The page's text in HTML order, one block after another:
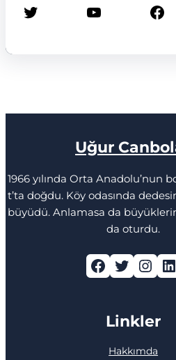
Twitter YouTube Facebook
Uğur
1966 yılında Orta Anadolu’nun
t’ta doğdu. Köy odasında
büyüdü. Anlamasa da
da oturdu.
Facebook Twitter Instagram LinkedIn
Linkler
Hakkımda